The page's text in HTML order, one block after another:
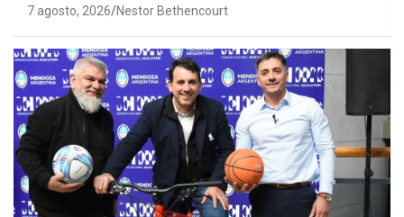
7 agosto, 2026 Nestor Bethencourt